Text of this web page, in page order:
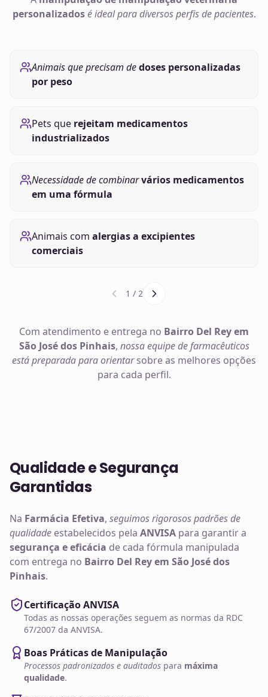
personalizados é ideal para diversos perfis de pacientes.
Animais que precisam dedoses personalizadas
por peso
Pets que rejeitam medicamentos
industrializados
Necessidade de combinarvários medicamentos
em uma fórmula
Animais com alergias a excipientes
comerciais
1 / 2
Com atendimento e entrega no Bairro Del Rey em
São José dos Pinhais, nossa equipe de farmacêuticos
está preparada para orientarsobre as melhores opções
para cada perfil.
Qualidade e Segurança
Garantidas
Na Farmácia Efetiva, seguimos rigorosos padrões de
qualidade estabelecidos pela ANVISA para garantir a
segurança e eficácia de cada fórmula manipulada
com entrega no Bairro Del Rey em São José dos
Pinhais.
Certificação ANVISA
Todas as nossas operações seguem as normas da RDC
67/2007 da ANVISA.
Boas Práticas de Manipulação
Processos padronizados e auditados para máxima
qualidade.